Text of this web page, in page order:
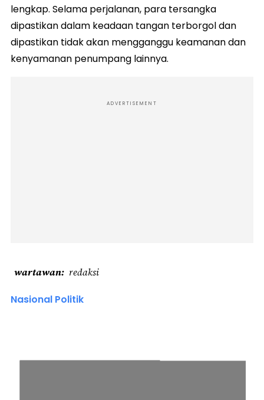
lengkap. Selama perjalanan, para tersangka
dipastikan dalam keadaan tangan terborgol dan
dipastikan tidak akan mengganggu keamanan dan
kenyamanan penumpang lainnya.
ADVERTISEMENT
wartawan redaksi
Nasional Politik